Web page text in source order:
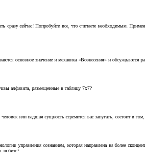
сейчас! Попробуйте все, что считаете необходимым.
основное значение и механика «Вознесения» и
алфавита, размещенные в таблицу 7х7?
или падшая сущность стремится вас запугать, состоит в
управления сознанием, которая направлена на более
любите?